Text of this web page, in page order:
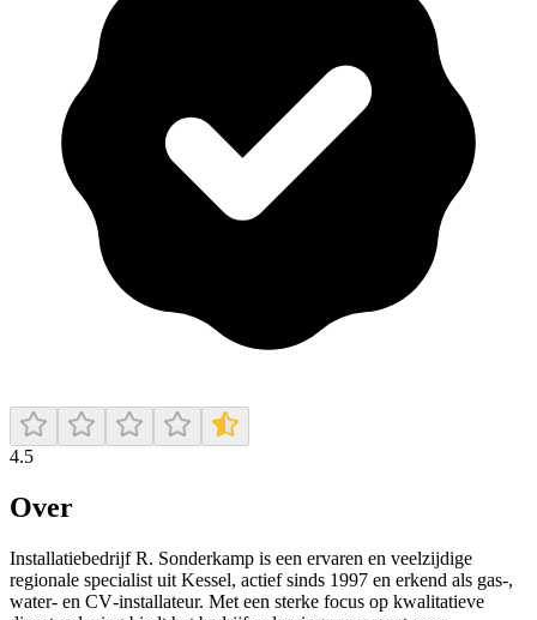
4.5
Over
Installatiebedrijf R. Sonderkamp is een ervaren en veelzijdige
regionale specialist uit Kessel, actief sinds 1997 en erkend als gas‐,
water‐ en CV‐installateur. Met een sterke focus op kwalitatieve